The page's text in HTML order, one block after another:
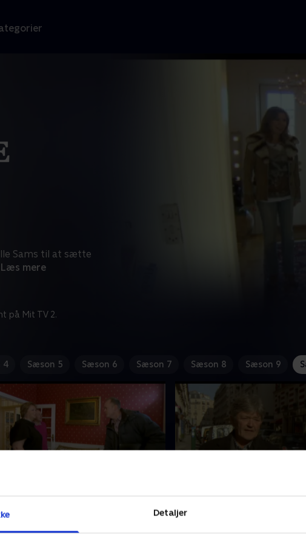
Detaljer
Sams til at sætte
Læs mere
på Mit TV 2.
4 Sæson 5 Sæson 6 Sæson 7 Sæson 8 Sæson 9
Sams skal holde tungen lige i
når hun sætter pris på et
der ikke kan
Jan Fog er taget til Paris,